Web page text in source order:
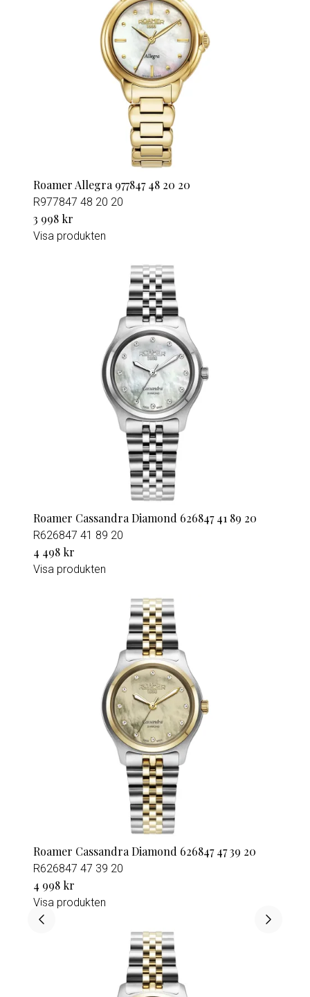
Roamer Allegra 977847 48 20 20
R977847 48 20 20
3 998 kr
Visa produkten
Roamer Cassandra Diamond 626847 41 89 20
R626847 41 89 20
4 498 kr
Visa produkten
Roamer Cassandra Diamond 626847 47 39 20
R626847 47 39 20
4 998 kr
Visa produkten